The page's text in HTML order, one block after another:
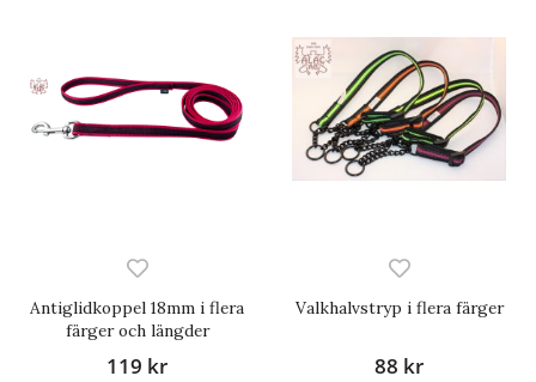
Antiglidkoppel 18mm i flera
färger och längder
119 kr
Valkhalvstryp i flera färger
88 kr